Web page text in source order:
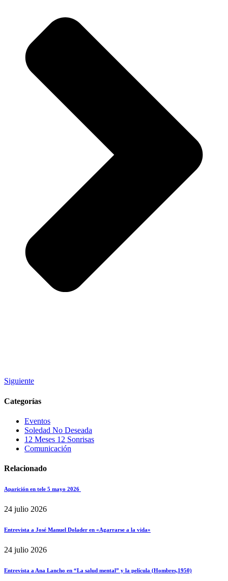
Siguiente
Categorías
Eventos
Soledad No Deseada
12 Meses 12 Sonrisas
Comunicación
Relacionado
Aparición en tele 5 mayo 2026
24 julio 2026
Entrevista a José Manuel Dolader en «Agarrarse a la vida»
24 julio 2026
Entrevista a Ana Lancho en “La salud mental” y la película (Hombres,1950)